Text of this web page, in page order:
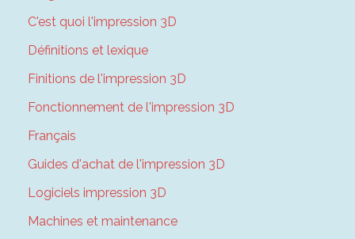
C'est quoi l'impression 3D
Définitions et lexique
Finitions de l'impression 3D
Fonctionnement de l'impression 3D
Français
Guides d'achat de l'impression 3D
Logiciels impression 3D
Machines et maintenance